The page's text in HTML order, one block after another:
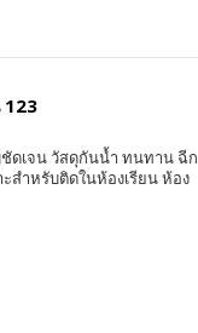
123
ดเจน วัสดุกันน้ำ ทนทาน ฉีก
สำหรับติดในห้องเรียน ห้อง